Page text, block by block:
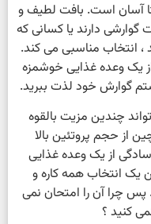
آسان است. بافت لطیف و
گوارشی دارند یا کسانی که
انتخاب مناسبی می کند.
یک وعده غذایی خوشمزه
گوارش خود لذت ببرید.
چندین مزیت بالقوه
از حجم پروتئین بالا
از یک وعده غذایی
انتخاب همه کاره و
چرا آن را امتحان نمی
کنید ؟